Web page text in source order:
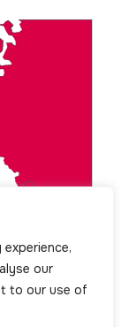
our
to our use of